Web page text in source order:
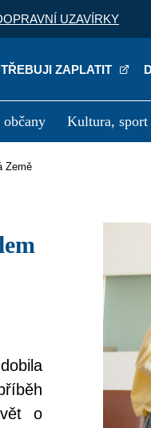
UZAVÍRKY
ZAPLATIT
občany Kultura, sport
Země
o